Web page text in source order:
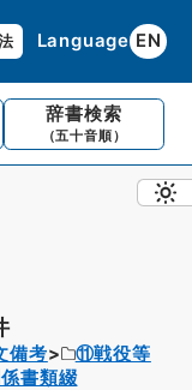
Language EN
辞書検索
（五十音順）
備考
⑪戦役等
書類綴